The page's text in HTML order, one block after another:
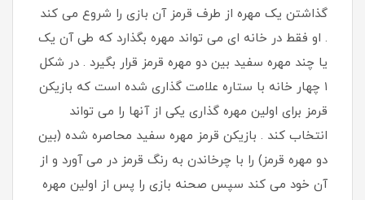
گذاشتن یک مهره از طرف قرمز آن بازی را شروع می کند
. او فقط در خانه ای می تواند مهره بگذارد که طی آن یک
یا چند مهره سفید بین دو مهره قرمز قرار بگیرد . در شکل
۱ چهار خانه با ستاره علامت گذاری شده است که بازیکن
قرمز برای اولین مهره گذاری یکی از آنها را می تواند
انتخاب کند . بازیکن قرمز مهره سفید محاصره شده (بین
دو مهره قرمز) را با چرخاندن به رنگ قرمز در می آورد و از
آن خود می کند سپس صحنه بازی را پس از اولین مهره